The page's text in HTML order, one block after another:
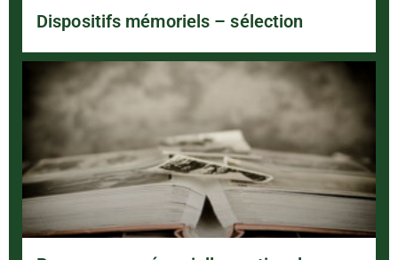
Dispositifs mémoriels – sélection